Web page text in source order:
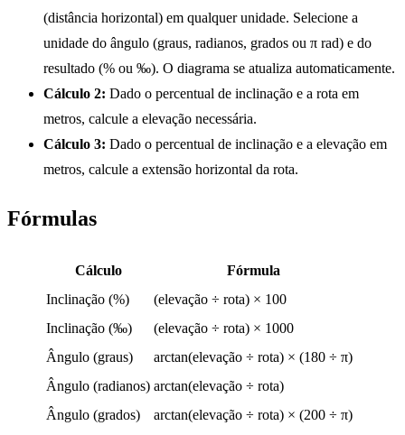
(distância horizontal) em qualquer unidade. Selecione a
unidade do ângulo (graus, radianos, grados ou π rad) e do
resultado (% ou ‰). O diagrama se atualiza automaticamente.
Cálculo 2: Dado o percentual de inclinação e a rota em
metros, calcule a elevação necessária.
Cálculo 3: Dado o percentual de inclinação e a elevação em
metros, calcule a extensão horizontal da rota.
Fórmulas
Cálculo
Fórmula
Inclinação (%)
(elevação ÷ rota) × 100
Inclinação (‰)
(elevação ÷ rota) × 1000
Ângulo (graus)
arctan(elevação ÷ rota) × (180 ÷ π)
Ângulo (radianos) arctan(elevação ÷ rota)
Ângulo (grados)
arctan(elevação ÷ rota) × (200 ÷ π)